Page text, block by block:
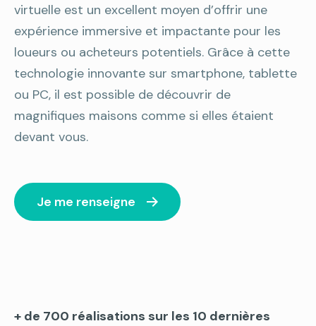
virtuelle est un excellent moyen d’offrir une
expérience immersive et impactante pour les
loueurs ou acheteurs potentiels. Grâce à cette
technologie innovante sur smartphone, tablette
ou PC, il est possible de découvrir de
magnifiques maisons comme si elles étaient
devant vous.
Je me renseigne
+ de 700 réalisations sur les 10 dernières